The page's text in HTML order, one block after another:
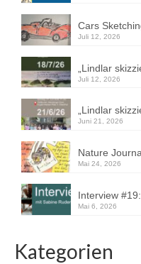
Cars
Juli 12, 2026
„Lindlar
Juli 12, 2026
„Lindlar
Juni 21, 2026
Nature
Mai 24, 2026
Interview
Mai 6, 2026
Kategorien